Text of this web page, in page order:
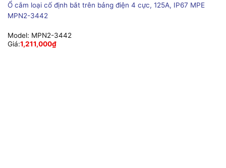
Ổ cắm loại cố định bắt trên bảng điện 4 cực, 125A, IP67 MPE
MPN2-3442
Model: MPN2-3442
Giá:1,211,000₫